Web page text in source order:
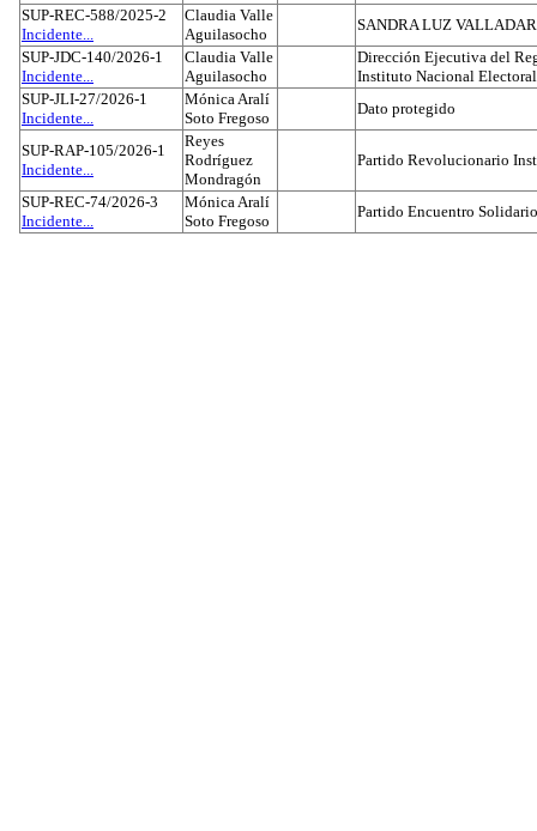
SUP-REC-588/2025-2
Incidente...
Claudia Valle
Aguilasocho
SANDRA LUZ
SUP-JDC-140/2026-1
Incidente...
Claudia Valle
Aguilasocho
Dirección Ejecutiva del
Instituto Nacional Electoral
SUP-JLI-27/2026-1
Incidente...
Mónica Aralí
Soto Fregoso
Dato protegido
SUP-RAP-105/2026-1
Incidente...
Reyes
Rodríguez
Mondragón
Partido Revolucionario
SUP-REC-74/2026-3
Incidente...
Mónica Aralí
Soto Fregoso
Partido Encuentro